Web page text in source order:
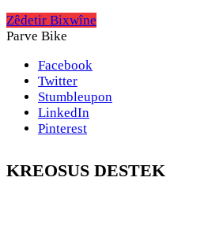
Zêdetir Bixwîne
Parve Bike
Facebook
Twitter
Stumbleupon
LinkedIn
Pinterest
KREOSUS DESTEK